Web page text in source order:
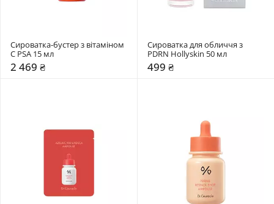
Сироватка-бустер з вітаміном
C PSA 15 мл
2 469 ₴
Сироватка для обличчя з
PDRN Hollyskin 50 мл
499 ₴